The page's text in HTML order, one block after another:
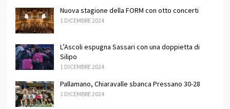
Nuova stagione della FORM con otto concerti
1 DICEMBRE 2024
L’Ascoli espugna Sassari con una doppietta di
Silipo
1 DICEMBRE 2024
Pallamano, Chiaravalle sbanca Pressano 30-28
1 DICEMBRE 2024